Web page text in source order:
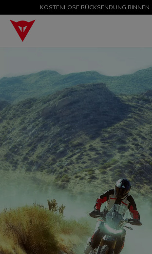
SALE BIS ZU -50 % – JETZT
KOSTENLOSE RÜCKSENDUNG BINNEN